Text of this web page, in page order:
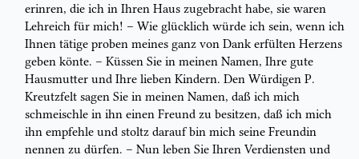
erinren, die ich in Ihren Haus zugebracht habe, sie waren
Lehreich für mich! – Wie glücklich würde ich sein, wenn ich
Ihnen tätige proben meines ganz von Dank erfülten Herzens
geben könte. – Küssen Sie in meinen Namen, Ihre gute
Hausmutter und Ihre lieben Kindern. Den Würdigen P.
Kreutzfelt sagen Sie in meinen Namen, daß ich mich
schmeischle in ihn einen Freund zu besitzen, daß ich mich
ihn empfehle und stoltz darauf bin mich seine Freundin
nennen zu dürfen. – Nun leben Sie Ihren Verdiensten und